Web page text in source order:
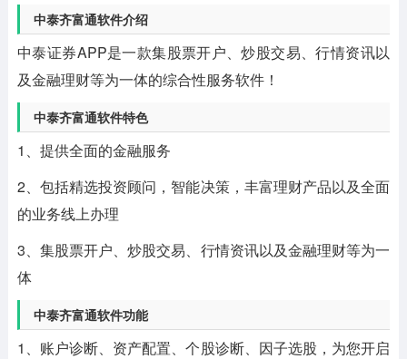
中泰齐富通软件介绍
中泰证券APP是一款集股票开户、炒股交易、行情资讯以
及金融理财等为一体的综合性服务软件！
中泰齐富通软件特色
1、提供全面的金融服务
2、包括精选投资顾问，智能决策，丰富理财产品以及全面
的业务线上办理
3、集股票开户、炒股交易、行情资讯以及金融理财等为一
体
中泰齐富通软件功能
1、账户诊断、资产配置、个股诊断、因子选股，为您开启